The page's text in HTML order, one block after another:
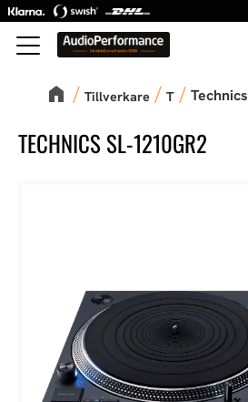
Meny
Tillverkare T Technics
TECHNICS SL-1210GR2